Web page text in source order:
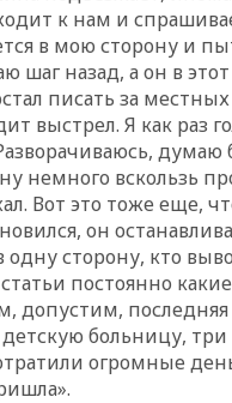
к нам и
в мою сторону и
шаг назад, а он в
писать за
выстрел. Я как раз
думаю
немного вскользь
Вот это тоже еще,
он
одну сторону, кто
постоянно
допустим, последняя
больницу,
огромные